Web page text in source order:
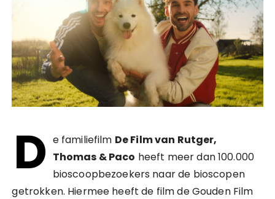
D e familiefilm De Film van Rutger,
Thomas & Paco heeft meer dan 100.000
bioscoopbezoekers naar de bioscopen
getrokken. Hiermee heeft de film de Gouden Film